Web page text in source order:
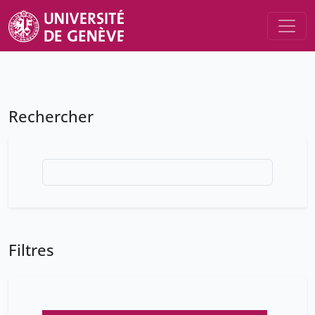
Rechercher
Filtres